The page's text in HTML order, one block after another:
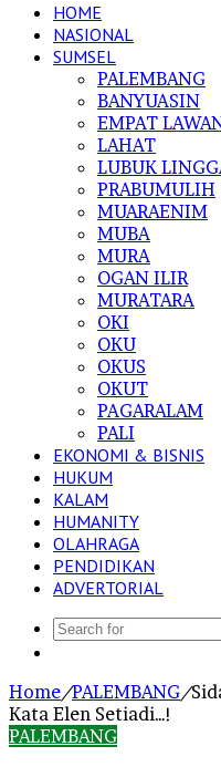
HOME
NASIONAL
SUMSEL
PALEMBANG
BANYUASIN
EMPAT
LAHAT
LUBUK
PRABUMULIH
MUARAENIM
MUBA
MURA
OGAN ILIR
MURATARA
OKI
OKU
OKUS
OKUT
PAGARALAM
PALI
EKONOMI & BISNIS
HUKUM
KALAM
HUMANITY
OLAHRAGA
PENDIDIKAN
ADVERTORIAL
Home/PALEMBANG/
Kata Elen Setiadi…!
PALEMBANG